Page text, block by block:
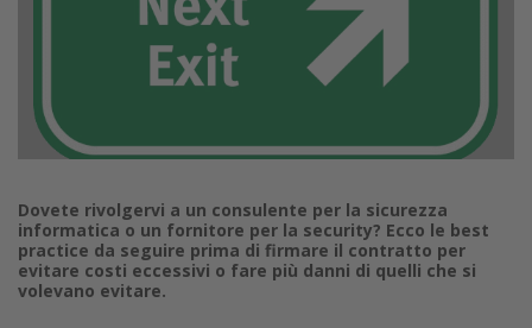
Dovete rivolgervi a un consulente per la sicurezza
informatica o un fornitore per la security? Ecco le best
practice da seguire prima di firmare il contratto per
evitare costi eccessivi o fare più danni di quelli che si
volevano evitare.